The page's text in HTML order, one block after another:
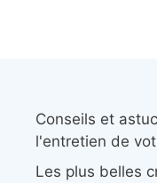
Conseils et
l'entretien de
Les plus belles